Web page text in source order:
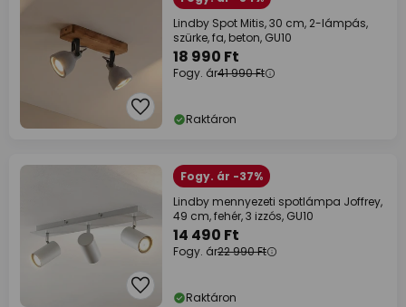
Lindby Spot Mitis, 30 cm, 2-lámpás,
szürke, fa, beton, GU10
18 990 Ft
Fogy. ár41 990 Ft
Raktáron
Fogy. ár -37%
Lindby mennyezeti spotlámpa Joffrey,
49 cm, fehér, 3 izzós, GU10
14 490 Ft
Fogy. ár22 990 Ft
Raktáron